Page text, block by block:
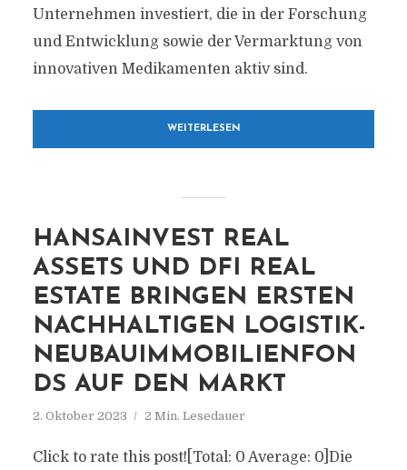
Unternehmen investiert, die in der Forschung
und Entwicklung sowie der Vermarktung von
innovativen Medikamenten aktiv sind.
WEITERLESEN
HANSAINVEST REAL
ASSETS UND DFI REAL
ESTATE BRINGEN ERSTEN
NACHHALTIGEN LOGISTIK-
NEUBAUIMMOBILIENFON
DS AUF DEN MARKT
2. Oktober 2023 2 Min. Lesedauer
Click to rate this post![Total: 0 Average: 0]Die